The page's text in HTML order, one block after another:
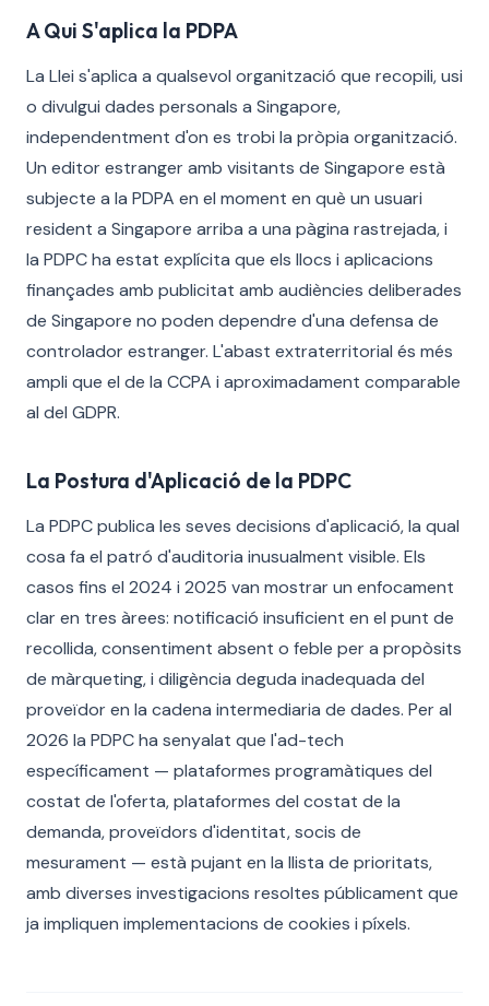
A Qui S'aplica la PDPA
La Llei s'aplica a qualsevol organització que recopili, usi
o divulgui dades personals a Singapore,
independentment d'on es trobi la pròpia organització.
Un editor estranger amb visitants de Singapore està
subjecte a la PDPA en el moment en què un usuari
resident a Singapore arriba a una pàgina rastrejada, i
la PDPC ha estat explícita que els llocs i aplicacions
finançades amb publicitat amb audiències deliberades
de Singapore no poden dependre d'una defensa de
controlador estranger. L'abast extraterritorial és més
ampli que el de la CCPA i aproximadament comparable
al del GDPR.
La Postura d'Aplicació de la PDPC
La PDPC publica les seves decisions d'aplicació, la qual
cosa fa el patró d'auditoria inusualment visible. Els
casos fins el 2024 i 2025 van mostrar un enfocament
clar en tres àrees: notificació insuficient en el punt de
recollida, consentiment absent o feble per a propòsits
de màrqueting, i diligència deguda inadequada del
proveïdor en la cadena intermediaria de dades. Per al
2026 la PDPC ha senyalat que l'ad-tech
específicament — plataformes programàtiques del
costat de l'oferta, plataformes del costat de la
demanda, proveïdors d'identitat, socis de
mesurament — està pujant en la llista de prioritats,
amb diverses investigacions resoltes públicament que
ja impliquen implementacions de cookies i píxels.